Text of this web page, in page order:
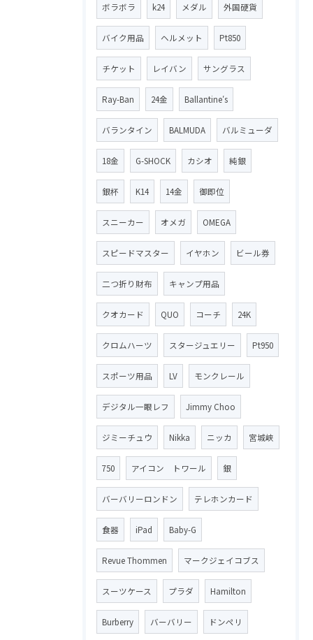
ボラボラ k24 メダル 外国硬貨
バイク用品 ヘルメット Pt850
チケット レイバン サングラス
Ray-Ban 24金 Ballantine′s
バランタイン BALMUDA バルミューダ
18金 G-SHOCK カシオ 純銀
銀杯 K14 14金 御即位
スニーカー オメガ OMEGA
スピードマスター イヤホン ビール券
二つ折り財布 キャンプ用品
クオカード QUO コーチ 24K
クロムハーツ スタージュエリー Pt950
スポーツ用品 LV モンクレール
デジタル一眼レフ Jimmy Choo
ジミーチュウ Nikka ニッカ 宮城峡
750 アイコン トワール 銀
バーバリーロンドン テレホンカード
食器 iPad Baby-G
Revue Thommen マークジェイコブス
スーツケース プラダ Hamilton
Burberry バーバリー ドンペリ